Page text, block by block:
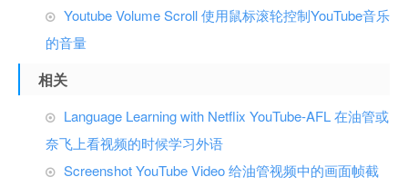
Youtube Volume Scroll 使用鼠标滚轮控制YouTube音乐
的音量
相关
Language Learning with Netflix YouTube-AFL 在油管或
奈飞上看视频的时候学习外语
Screenshot YouTube Video 给油管视频中的画面帧截